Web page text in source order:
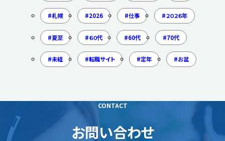
札幌 2026 仕事 ２０２６年
夏至 ６０代 60代 70代
未経 転職サイト 定年 お盆
CONTACT
お問い合わせ